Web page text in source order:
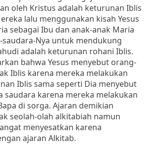
oleh Kristus adalah keturunan Iblis
lalu menggunakan kisah Yesus
sebagai Ibu dan anak-anak Maria
saudara-Nya untuk mendukung
adalah keturunan rohani Iblis.
bahwa Yesus menyebut orang-
Iblis karena mereka melakukan
Iblis sama seperti Dia menyebut
saudara karena mereka melakukan
di sorga. Ajaran demikian
seolah-olah alkitabiah namun
menyesatkan karena
ajaran Alkitab.